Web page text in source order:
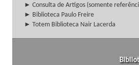
► Consulta de Artigos (somente
► Biblioteca Paulo Freire
► Totem Biblioteca Nair Lacerda